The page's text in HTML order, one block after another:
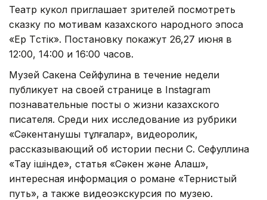
Театр кукол приглашает зрителей посмотреть
сказку по мотивам казахского народного эпоса
«Ер Төстік». Постановку покажут 26,27 июня в
12:00, 14:00 и 16:00 часов.
Музей Сакена Сейфулина в течение недели
публикует на своей странице в Instagram
познавательные посты о жизни казахского
писателя. Среди них исследование из рубрики
«Сәкентанушы тұлғалар», видеоролик,
рассказывающий об истории песни С. Сефуллина
«Тау ішінде», статья «Сәкен және Алаш»,
интересная информация о романе «Тернистый
путь», а также видеоэкскурсия по музею.